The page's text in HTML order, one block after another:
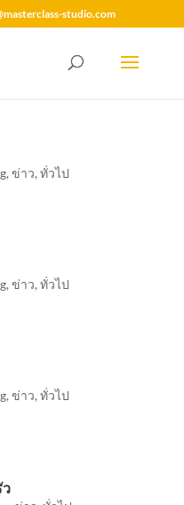
studio.com
, ข่าว, ทั่วไป
, ข่าว, ทั่วไป
, ข่าว, ทั่วไป